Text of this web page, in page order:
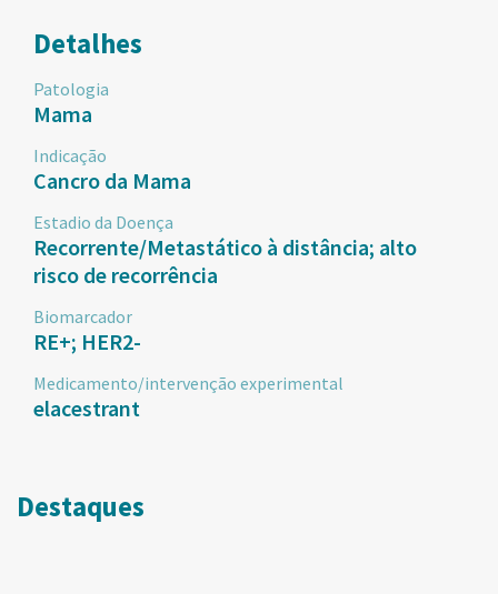
Detalhes
Patologia
Mama
Indicação
Cancro da Mama
Estadio da Doença
Recorrente/Metastático à distância; alto
risco de recorrência
Biomarcador
RE+; HER2-
Medicamento/intervenção experimental
elacestrant
Destaques